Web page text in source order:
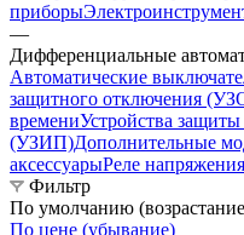
приборы
—
Дифференциальные
Автоматические
защитного отключения
времениУстройства
(УЗИП)Дополнительные
аксессуарыРеле напряжения
Фильтр
По умолчанию
По цене (убывание)